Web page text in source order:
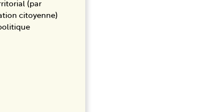
(par
citoyenne)